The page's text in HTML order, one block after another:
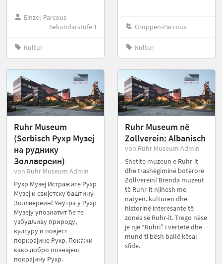
Einzel-Parcous
Sekundarstufe 1
Kultur
Gruppen-Parcous
Kultur
Ruhr Museum
(Serbisch Pухp Mузеј
на рудникy
Золлвереин)
von Ruhr Museum Admin
Рухр Музеј Истражите Рухр
Музеј и свијетску баштину
Золлвереин! Унутра у Рухр
Музеју упознатит ће те
узбудљиву природу,
културу и повјест
поркрајине Рухр. Покажи
како добро познајеш
покрајину Рухр.
Ruhr Museum në
Zollverein: Albanisch
von Ruhr Museum Admin
Shetite muzeun e Ruhr-it
dhe trashëgiminë botërore
Zollverein! Brenda muzeut
të Ruhr-it njihesh me
natyën, kulturën dhe
historinë interesante të
zonës së Ruhr-it. Trego nëse
je një “Ruhri” i vërtetë dhe
mund ti bësh ballë kësaj
sfide.